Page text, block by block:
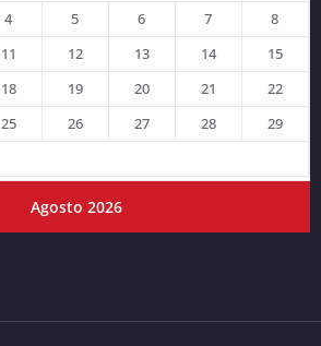
Agosto 2026
4 5 6 7
8
11 12 13 14
15
18 19 20 21
22
25 26 27 28
29